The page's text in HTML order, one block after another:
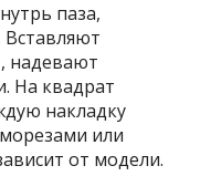
паза,
надевают
На квадрат
накладку
или
от модели.